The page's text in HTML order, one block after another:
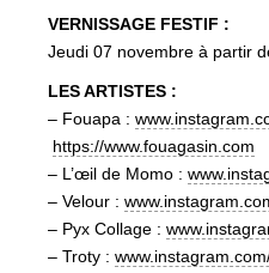
VERNISSAGE FESTIF :
Jeudi 07 novembre à partir
LES ARTISTES :
– Fouapa :
https://www.fouagasin.com
– L’œil de Momo :
– Velour :
– Pyx Collage :
– Troty : www.instagram.com/